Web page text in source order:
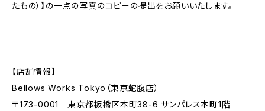
たもの）】の一点の写真のコピーの提出をお願いいたします。
【店舗情報】
Bellows Works Tokyo（東京蛇腹店）
〒173-0001 東京都板橋区本町38-6 サンパレス本町1階